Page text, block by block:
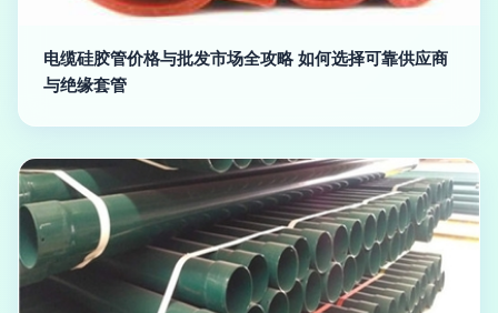
电缆硅胶管价格与批发市场全攻略 如何选择可靠供应商
与绝缘套管